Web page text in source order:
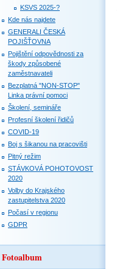
KSVS 2025-?
Kde nás najdete
GENERALI ČESKÁ
POJIŠŤOVNA
Pojištění odpovědnosti za
škody způsobené
zaměstnavateli
Bezplatná "NON-STOP"
Linka právní pomoci
Školení, semináře
Profesní školení řidičů
COVID-19
Boj s šikanou na pracovišti
Pitný režim
STÁVKOVÁ POHOTOVOST
2020
Volby do Krajského
zastupitelstva 2020
Počasí v regionu
GDPR
Fotoalbum